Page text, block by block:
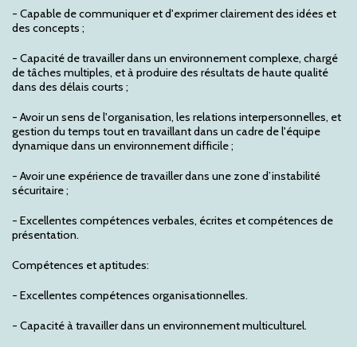
- Capable de communiquer et d'exprimer clairement des idées et
des concepts ;
- Capacité de travailler dans un environnement complexe, chargé
de tâches multiples, et à produire des résultats de haute qualité
dans des délais courts ;
- Avoir un sens de l'organisation, les relations interpersonnelles, et
gestion du temps tout en travaillant dans un cadre de l'équipe
dynamique dans un environnement difficile ;
- Avoir une expérience de travailler dans une zone d’instabilité
sécuritaire ;
- Excellentes compétences verbales, écrites et compétences de
présentation.
Compétences et aptitudes:
- Excellentes compétences organisationnelles.
- Capacité à travailler dans un environnement multiculturel.